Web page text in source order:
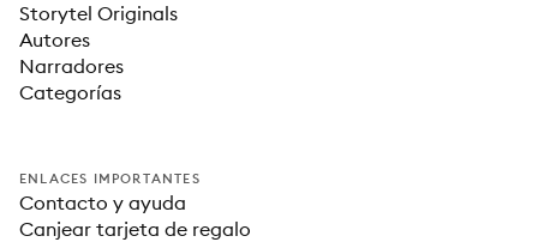
Storytel Originals
Autores
Narradores
Categorías
ENLACES IMPORTANTES
Contacto y ayuda
Canjear tarjeta de regalo